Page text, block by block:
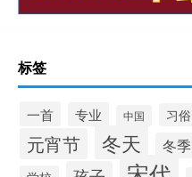
标签
一首 专业 中国 习俗
元宵节 冬天 冬季